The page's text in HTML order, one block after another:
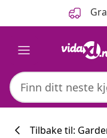
Tilbake til: